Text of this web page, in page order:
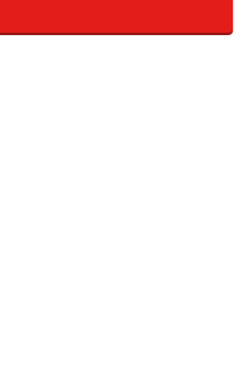
もう一度説明してもら